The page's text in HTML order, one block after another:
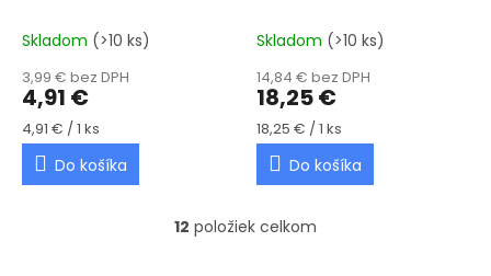
Skladom (>10 ks)
3,99 € bez DPH
4,91 €
Jednotková cena:
4,91 € / 1 ks
Do košíka
Skladom (>10 ks)
14,84 € bez DPH
18,25 €
Jednotková cena:
18,25 € / 1 ks
Do košíka
Ovládacie prvky výpisu
12 položiek celkom